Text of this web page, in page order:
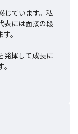
じています。私
表には面接の段
。
発揮して成長に